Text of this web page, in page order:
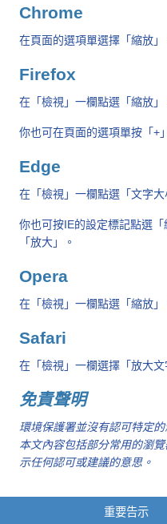
Chrome
在頁面的選項單選擇「縮放」
Firefox
在「檢視」一欄點選「縮放」
你也可在頁面的選項單按「+
Edge
在「檢視」一欄點選「文字
你也可按IE的設定標記點選
「放大」。
Opera
在「檢視」一欄點選「縮放
Safari
在「檢視」一欄選擇「放大文
免責聲明
環境保護署並沒有認可特定
本文內容包括部分常用的瀏
示任何認可或建議的意思。
重要告示